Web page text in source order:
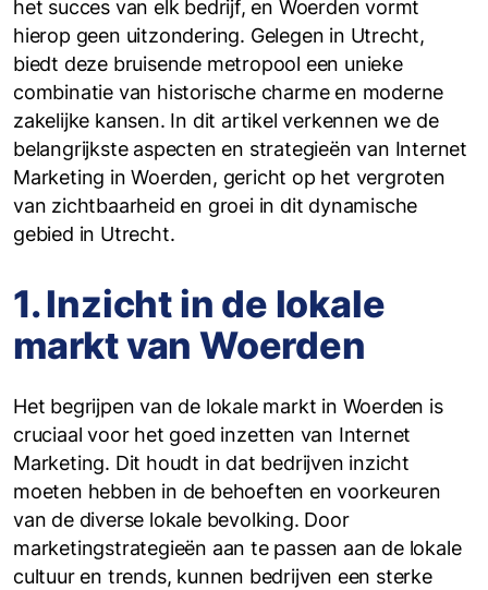
het succes van elk bedrijf, en Woerden vormt
hierop geen uitzondering. Gelegen in Utrecht,
biedt deze bruisende metropool een unieke
combinatie van historische charme en moderne
zakelijke kansen. In dit artikel verkennen we de
belangrijkste aspecten en strategieën van Internet
Marketing in Woerden, gericht op het vergroten
van zichtbaarheid en groei in dit dynamische
gebied in Utrecht.
1. Inzicht in de lokale
markt van Woerden
Het begrijpen van de lokale markt in Woerden is
cruciaal voor het goed inzetten van Internet
Marketing. Dit houdt in dat bedrijven inzicht
moeten hebben in de behoeften en voorkeuren
van de diverse lokale bevolking. Door
marketingstrategieën aan te passen aan de lokale
cultuur en trends, kunnen bedrijven een sterke